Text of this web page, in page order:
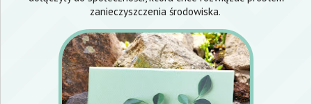
zanieczyszczenia środowiska.